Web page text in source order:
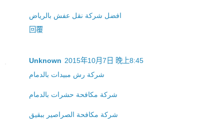
افضل شركة نقل عفش بالرياض
回覆
Unknown 2015年10月7日 晚上8:45
شركة رش مبيدات بالدمام
شركة مكافحة حشرات بالدمام
شركة مكافحة الصراصير ببقيق